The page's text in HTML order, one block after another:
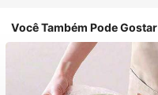
Você Também Pode Gostar